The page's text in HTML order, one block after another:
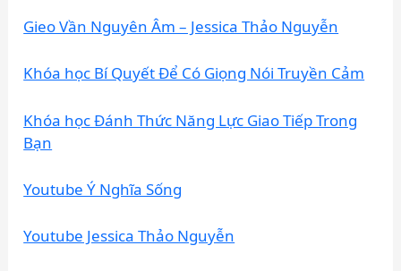
Gieo Vần Nguyên Âm – Jessica Thảo Nguyễn
Khóa học Bí Quyết Để Có Giọng Nói Truyền Cảm
Khóa học Đánh Thức Năng Lực Giao Tiếp Trong
Bạn
Youtube Ý Nghĩa Sống
Youtube Jessica Thảo Nguyễn